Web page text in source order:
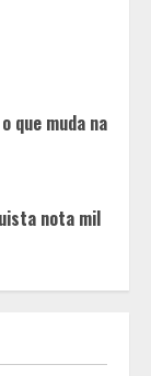
que muda na
nota mil